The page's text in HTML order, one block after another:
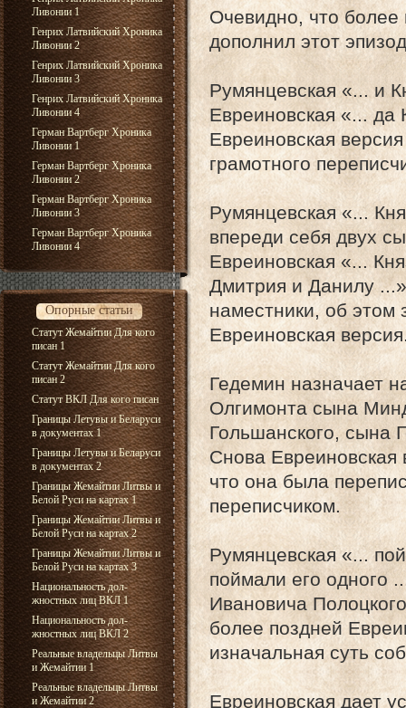
Ливонии 1
Генрих Латвийский Хроника
Ливонии 2
Генрих Латвийский Хроника
Ливонии 3
Генрих Латвийский Хроника
Ливонии 4
Герман Вартберг Хроника
Ливонии 1
Герман Вартберг Хроника
Ливонии 2
Герман Вартберг Хроника
Ливонии 3
Герман Вартберг Хроника
Ливонии 4
Опорные статьи
Статут Жемайтии Для кого
писан 1
Статут Жемайтии Для кого
писан 2
Статут ВКЛ Для кого писан
Границы Летувы и Беларуси
в документах 1
Границы Летувы и Беларуси
в документах 2
Границы Жемайтии Литвы и
Белой Руси на картах 1
Границы Жемайтии Литвы и
Белой Руси на картах 2
Границы Жемайтии Литвы и
Белой Руси на картах 3
Национальность дол-
жностных лиц ВКЛ 1
Национальность дол-
жностных лиц ВКЛ 2
Реальные владельцы Литвы
и Жемайтии 1
Реальные владельцы Литвы
и Жемайтии 2
Очевидно, что более
дополнил этот
Румянцевская «... и
Евреиновская «... да
Евреиновская
грамотного
Румянцевская «...
впереди себя двух
Евреиновская «...
Дмитрия и Данилу
наместники, об этом
Евреиновская
Гедемин назначает
Олгимонта сына
Гольшанского, сына
Снова Евреиновская
что она была
переписчиком.
Румянцевская «...
поймали его одного
Ивановича
более поздней
изначальная суть
Евреиновская дает